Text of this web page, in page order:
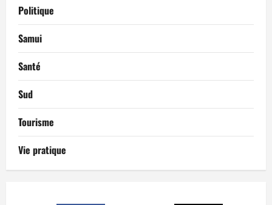
Politique
Samui
Santé
Sud
Tourisme
Vie pratique